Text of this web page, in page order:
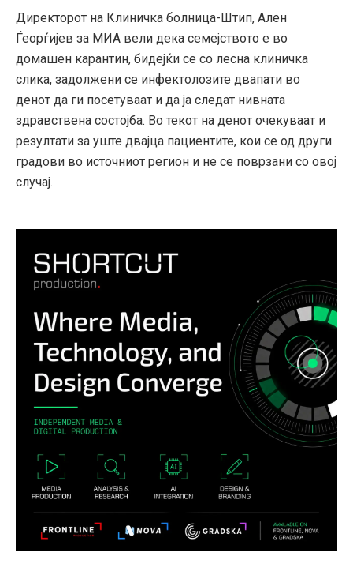
Директорот на Клиничка болница-Штип, Ален
Ѓеорѓијев за МИА вели дека семејството е во
домашен карантин, бидејќи се со лесна клиничка
слика, задолжени се инфектолозите двапати во
денот да ги посетуваат и да ја следат нивната
здравствена состојба. Во текот на денот очекуваат и
резултати за уште двајца пациентите, кои се од други
градови во источниот регион и не се поврзани со овој
случај.